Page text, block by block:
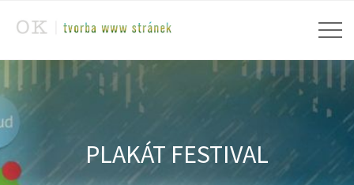
PLAKÁT FESTIVAL